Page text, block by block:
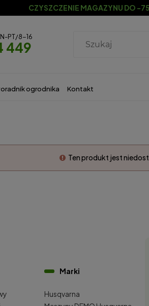
CZYSZCZENIE MAGAZYNU DO -
PT/8-16
449
ogrodnika Kontakt
Ten produkt jest
Marki
Husqvarna